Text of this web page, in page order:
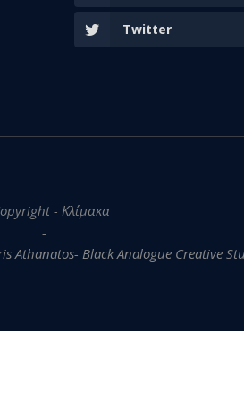
Twitter
- Κλίμακα
-
Athanatos- Black Analogue Creative